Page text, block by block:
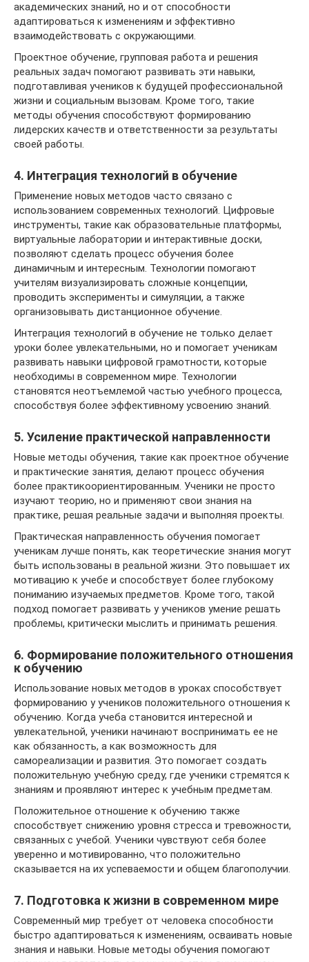
академических знаний, но и от способности
адаптироваться к изменениям и эффективно
взаимодействовать с окружающими.
Проектное обучение, групповая работа и решения
реальных задач помогают развивать эти навыки,
подготавливая учеников к будущей профессиональной
жизни и социальным вызовам. Кроме того, такие
методы обучения способствуют формированию
лидерских качеств и ответственности за результаты
своей работы.
4. Интеграция технологий в обучение
Применение новых методов часто связано с
использованием современных технологий. Цифровые
инструменты, такие как образовательные платформы,
виртуальные лаборатории и интерактивные доски,
позволяют сделать процесс обучения более
динамичным и интересным. Технологии помогают
учителям визуализировать сложные концепции,
проводить эксперименты и симуляции, а также
организовывать дистанционное обучение.
Интеграция технологий в обучение не только делает
уроки более увлекательными, но и помогает ученикам
развивать навыки цифровой грамотности, которые
необходимы в современном мире. Технологии
становятся неотъемлемой частью учебного процесса,
способствуя более эффективному усвоению знаний.
5. Усиление практической направленности
Новые методы обучения, такие как проектное обучение
и практические занятия, делают процесс обучения
более практикоориентированным. Ученики не просто
изучают теорию, но и применяют свои знания на
практике, решая реальные задачи и выполняя проекты.
Практическая направленность обучения помогает
ученикам лучше понять, как теоретические знания могут
быть использованы в реальной жизни. Это повышает их
мотивацию к учебе и способствует более глубокому
пониманию изучаемых предметов. Кроме того, такой
подход помогает развивать у учеников умение решать
проблемы, критически мыслить и принимать решения.
6. Формирование положительного отношения
к обучению
Использование новых методов в уроках способствует
формированию у учеников положительного отношения к
обучению. Когда учеба становится интересной и
увлекательной, ученики начинают воспринимать ее не
как обязанность, а как возможность для
самореализации и развития. Это помогает создать
положительную учебную среду, где ученики стремятся к
знаниям и проявляют интерес к учебным предметам.
Положительное отношение к обучению также
способствует снижению уровня стресса и тревожности,
связанных с учебой. Ученики чувствуют себя более
уверенно и мотивированно, что положительно
сказывается на их успеваемости и общем благополучии.
7. Подготовка к жизни в современном мире
Современный мир требует от человека способности
быстро адаптироваться к изменениям, осваивать новые
знания и навыки. Новые методы обучения помогают